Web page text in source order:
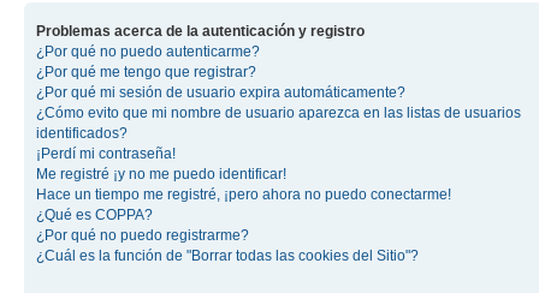
Problemas acerca de la autenticación y registro
¿Por qué no puedo autenticarme?
¿Por qué me tengo que registrar?
¿Por qué mi sesión de usuario expira automáticamente?
¿Cómo evito que mi nombre de usuario aparezca en las listas de usuarios
identificados?
¡Perdí mi contraseña!
Me registré ¡y no me puedo identificar!
Hace un tiempo me registré, ¡pero ahora no puedo conectarme!
¿Qué es COPPA?
¿Por qué no puedo registrarme?
¿Cuál es la función de "Borrar todas las cookies del Sitio"?